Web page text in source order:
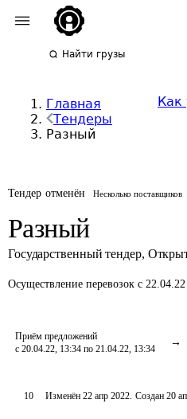
Найти грузы
Главная
Тендеры
Разный
Как
Тендер отменён Несколько поставщиков
Разный
Государственный тендер,
Осуществление перевозок с
Приём предложений
с 20.04.22, 13:34 по 21.04.22, 13:34
10 Изменён22 апр 2022. Создан 20